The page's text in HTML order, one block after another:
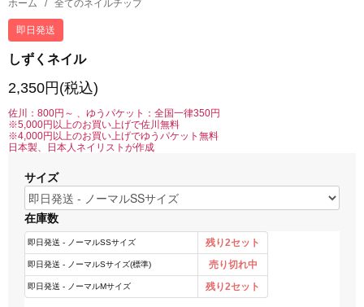
ホーム / 全てのネイルチップ
即日発送
しずくネイル
2,350円(税込)
佐川：800円～ 、ゆうパケット：全国一律350円
※5,000円以上のお買い上げで佐川無料
※4,000円以上のお買い上げでゆうパケット無料
日本製、日本人ネイリストが作成
サイズ
在庫数